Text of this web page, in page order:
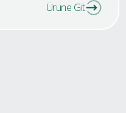
Ürüne Git